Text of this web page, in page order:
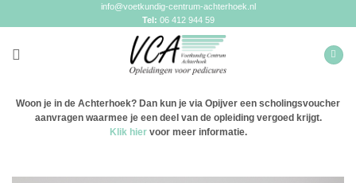
info@voetkundig-centrum-achterhoek.nl
Tel: 06 412 944 59
Woon je in de Achterhoek? Dan kun je via Opijver een scholingsvoucher
aanvragen waarmee je een deel van de opleiding vergoed krijgt.
Klik hiervoor meer informatie.